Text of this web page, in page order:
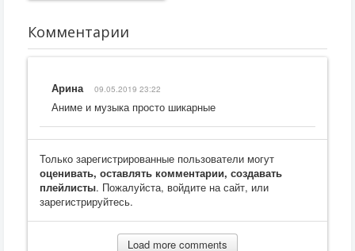
Комментарии
Арина 09.05.2019 23:22
Аниме и музыка просто шикарные
Только зарегистрированные пользователи могут
оценивать, оставлять комментарии, создавать
плейлисты. Пожалуйста, войдите на сайт, или
зарегистрируйтесь.
Load more comments